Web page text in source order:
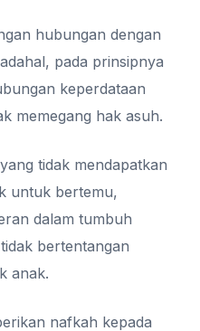
hubungan dengan
pada prinsipnya
keperdataan
memegang hak asuh.
tidak mendapatkan
untuk bertemu,
dalam tumbuh
bertentangan
anak.
nafkah kepada